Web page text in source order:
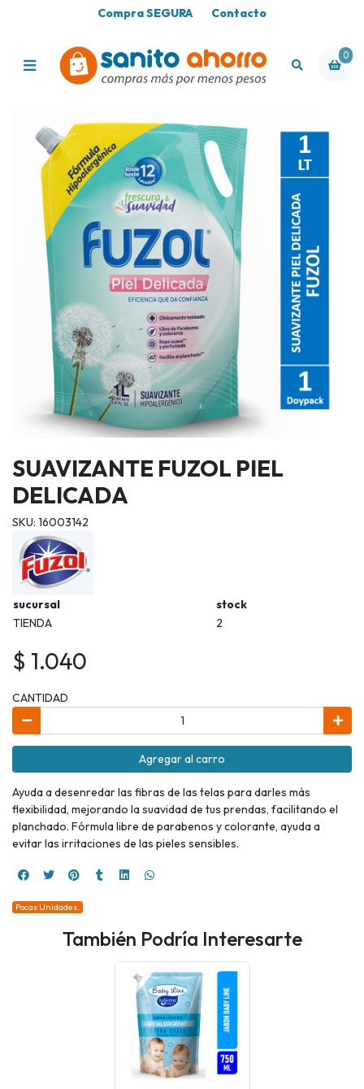
Compra SEGURA Contacto
0
SUAVIZANTE FUZOL PIEL
DELICADA
SKU: 16003142
sucursal
stock
TIENDA
2
$ 1.040
CANTIDAD
Agregar al carro
Ayuda a desenredar las fibras de las telas para darles más
flexibilidad, mejorando la suavidad de tus prendas, facilitando el
planchado. Fórmula libre de parabenos y colorante, ayuda a
evitar las irritaciones de las pieles sensibles.
Pocas Unidades.
También Podría Interesarte